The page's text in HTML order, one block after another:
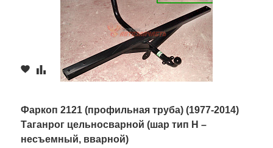
Фаркоп 2121 (профильная труба) (1977-2014)
Таганрог цельносварной (шар тип Н –
несъемный, вварной)